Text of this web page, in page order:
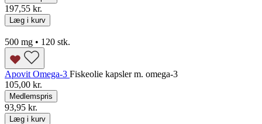
197,55 kr.
Læg i kurv
500 mg • 120 stk.
Apovit Omega-3 Fiskeolie kapsler m. omega-3
105,00 kr.
Medlemspris
93,95 kr.
Læg i kurv